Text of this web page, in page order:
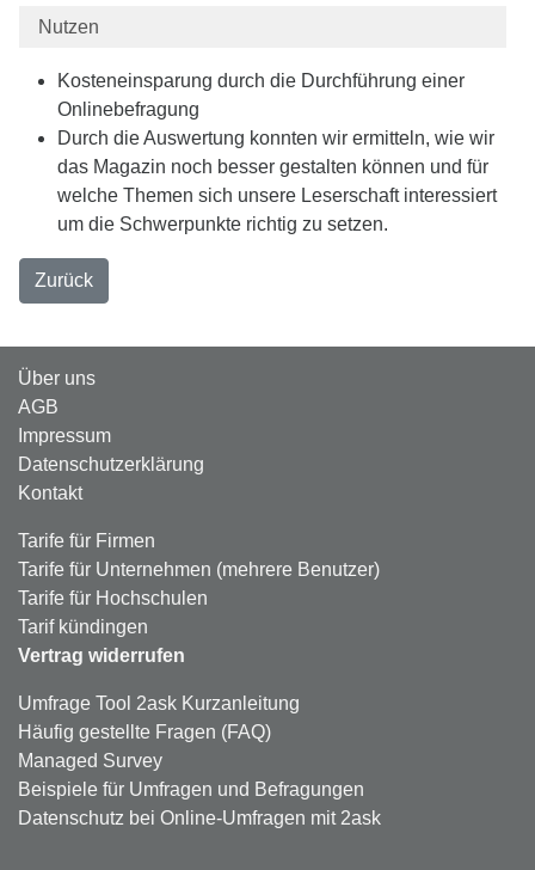
Nutzen
Kosteneinsparung durch die Durchführung einer
Onlinebefragung
Durch die Auswertung konnten wir ermitteln, wie wir
das Magazin noch besser gestalten können und für
welche Themen sich unsere Leserschaft interessiert
um die Schwerpunkte richtig zu setzen.
Zurück
Über uns
AGB
Impressum
Datenschutzerklärung
Kontakt
Tarife für Firmen
Tarife für Unternehmen (mehrere Benutzer)
Tarife für Hochschulen
Tarif kündingen
Vertrag widerrufen
Umfrage Tool 2ask Kurzanleitung
Häufig gestellte Fragen (FAQ)
Managed Survey
Beispiele für Umfragen und Befragungen
Datenschutz bei Online-Umfragen mit 2ask